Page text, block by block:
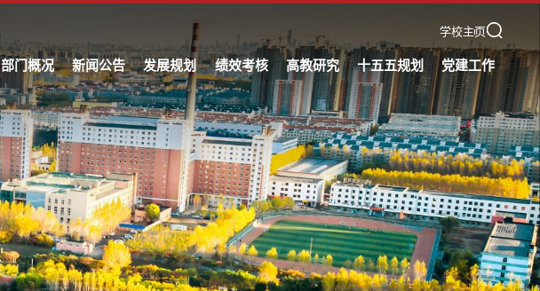
学校主页
部门概况 新闻公告 发展规划 绩效考核 高教研究 十五五规划 党建工作